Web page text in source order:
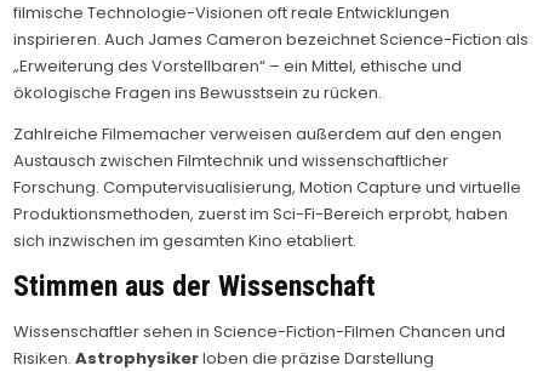
filmische Technologie-Visionen oft reale Entwicklungen
inspirieren. Auch James Cameron bezeichnet Science-Fiction als
„Erweiterung des Vorstellbaren“ – ein Mittel, ethische und
ökologische Fragen ins Bewusstsein zu rücken.
Zahlreiche Filmemacher verweisen außerdem auf den engen
Austausch zwischen Filmtechnik und wissenschaftlicher
Forschung. Computervisualisierung, Motion Capture und virtuelle
Produktionsmethoden, zuerst im Sci-Fi-Bereich erprobt, haben
sich inzwischen im gesamten Kino etabliert.
Stimmen aus der Wissenschaft
Wissenschaftler sehen in Science-Fiction-Filmen Chancen und
Risiken.Astrophysikerloben die präzise Darstellung